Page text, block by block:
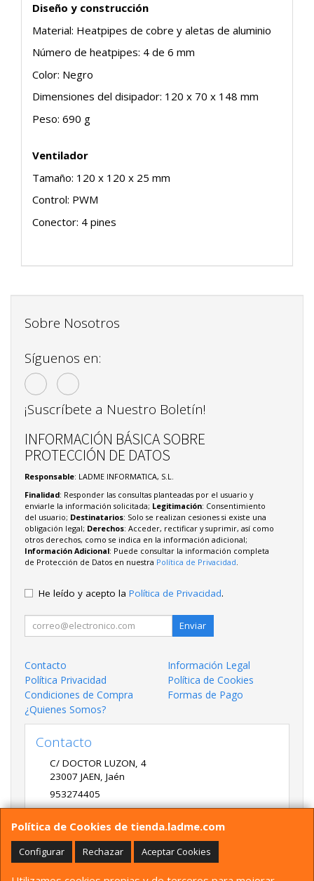
Diseño y construcción
Material: Heatpipes de cobre y aletas de aluminio
Número de heatpipes: 4 de 6 mm
Color: Negro
Dimensiones del disipador: 120 x 70 x 148 mm
Peso: 690 g
Ventilador
Tamaño: 120 x 120 x 25 mm
Control: PWM
Conector: 4 pines
Política de Cookies de tienda.ladme.com
Configurar Rechazar Aceptar Cookies
Sobre Nosotros
Síguenos en:
¡Suscríbete a Nuestro Boletín!
INFORMACIÓN BÁSICA SOBRE
PROTECCIÓN DE DATOS
Responsable: LADME INFORMATICA, S.L.
Finalidad: Responder las consultas planteadas por el usuario y
enviarle la información solicitada; Legitimación: Consentimiento
del usuario; Destinatarios: Solo se realizan cesiones si existe una
obligación legal; Derechos: Acceder, rectificar y suprimir, así como
otros derechos, como se indica en la información adicional;
Información Adicional: Puede consultar la información completa
de Protección de Datos en nuestra Política de Privacidad.
He leído y acepto la Política de Privacidad.
Enviar
Contacto
Información Legal
Política Privacidad
Política de Cookies
Condiciones de Compra
Formas de Pago
¿Quienes Somos?
Contacto
C/ DOCTOR LUZON, 4
23007 JAEN, Jaén
953274405
LADME@LADME.COM
Horario